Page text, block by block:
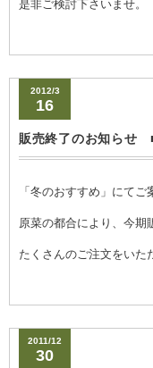
是非ご検討下さいませ。
2012/3
16
販売終了のお知らせ
「冬のおすすめ」にて
原菜の都合により、今期
たくさんのご注文をいた
2011/12
30